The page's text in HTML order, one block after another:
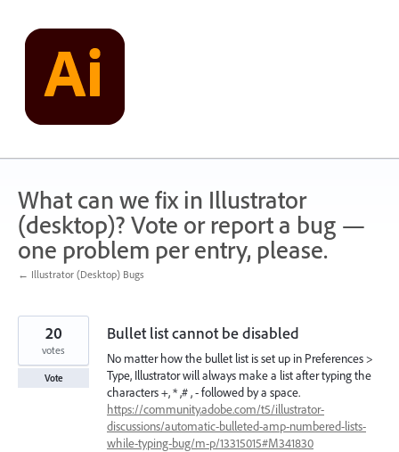
content
What can we fix in Illustrator
(desktop)? Vote or report a bug —
one problem per entry, please.
← Illustrator (Desktop) Bugs
Bullet list cannot be disabled
No matter how the bullet list is set up in Preferences >
Type, Illustrator will always make a list after typing the
characters +, * ,# , - followed by a space.
https://community.adobe.com/t5/illustrator-
discussions/automatic-bulleted-amp-numbered-lists-
while-typing-bug/m-p/13315015#M341830
20
votes
Vote